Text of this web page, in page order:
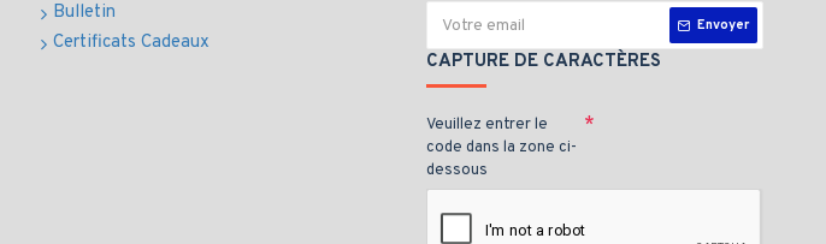
Bulletin
Certificats Cadeaux
Envoyer
CAPTURE DE CARACTÈRES
Veuillez entrer le
code dans la zone ci-
dessous